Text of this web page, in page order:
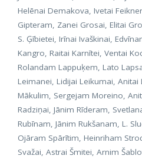
Helēnai Demakova, Ivetai
Gipteram, Zanei Grosai, Elitai
S. Ģībietei, Irīnai Ivaškinai,
Kangro, Raitai Karnītei, Ventai
Rolandam Lappuķem, Lato
Leimanei, Lidijai Leikumai, Anitai
Mākulim, Sergejam Moreino,
Radziņai, Jānim Rīderam,
Rubīnam, Jānim Rukšanam, L.
Ojāram Spārītim, Heinriham
Svažai, Astrai Šmitei, Arnim